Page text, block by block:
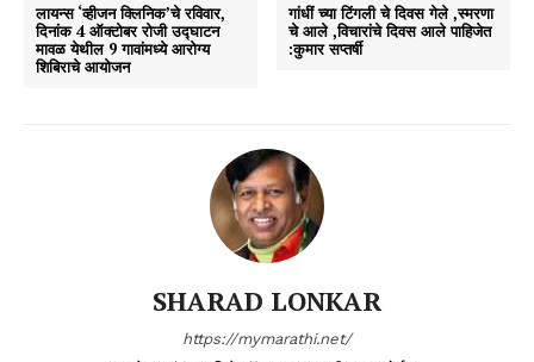
लायन्स ‘व्हीजन क्लिनिक’चे रविवार,
दिनांक 4 ऑक्टोबर रोजी उद्घाटन
मावळ येथील 9 गावांमध्ये आरोग्य
शिबिराचे आयोजन
गांधीं च्या टिंगली चे दिवस गेले ,स्मरणा
चे आले ,विचारांचे दिवस आले पाहिजेत
:कुमार सप्तर्षी
SHARAD LONKAR
https://mymarathi.net/